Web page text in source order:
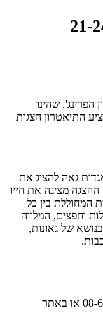
שהינו
התיאטרון הצגות
גאה להציג את
מציגה את חייו
המחוללת בין כל
וחפצים, המלווה
של גאונות,
לפרטים נוספים ורכישת כרטיסים: 08-6466657 או באתר